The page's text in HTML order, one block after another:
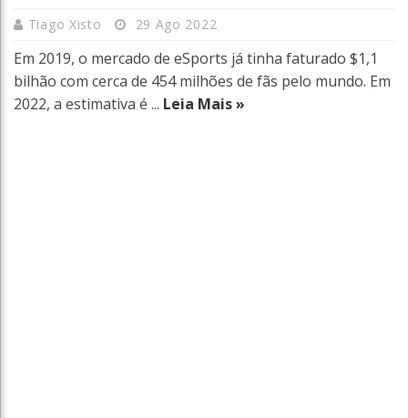
Tiago Xisto 29 Ago 2022
Em 2019, o mercado de eSports já tinha faturado $1,1
bilhão com cerca de 454 milhões de fãs pelo mundo. Em
2022, a estimativa é ... Leia Mais »